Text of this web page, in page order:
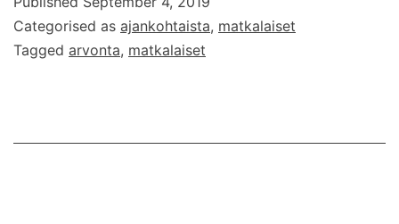
Osallistu
arvontaan
ja
Categorised as ajankohtaista, matkalaiset
Tagged arvonta, matkalaiset